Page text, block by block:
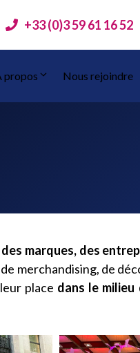
+33 (0)3 59 61 16 52
propos Nous rejoindre
marques, des
merchandising, de
place dans le milieu